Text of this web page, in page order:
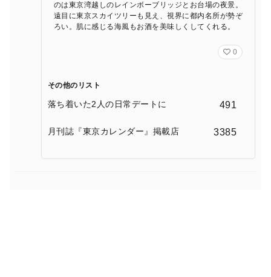
のは東京湾越しのレインボーブリッジとお台場の夜景。
遠目に東京スカイツリーも見え、視界に都内名所が勢ぞ
ろい。肌に感じる海風もお酒を美味しくしてくれる。
0
その他のリスト
落ち着いた2人の日常デートに 491
月刊誌『東京カレンダー』掲載店 3385